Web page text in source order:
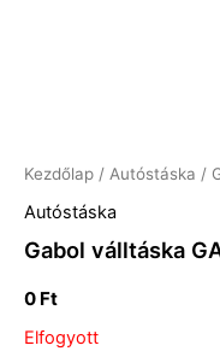
Kezdőlap / Autóstáska /
Autóstáska
Gabol válltáska
0 Ft
Elfogyott